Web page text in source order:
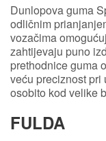
Dunlopova guma
odličnim
vozačima
zahtijevaju puno
prethodnice guma
veću preciznost pri
osobito kod velike
FULDA